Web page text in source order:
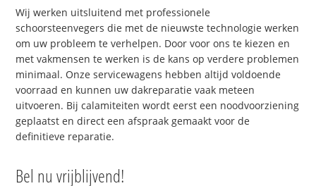
Wij werken uitsluitend met professionele
schoorsteenvegers die met de nieuwste technologie werken
om uw probleem te verhelpen. Door voor ons te kiezen en
met vakmensen te werken is de kans op verdere problemen
minimaal. Onze servicewagens hebben altijd voldoende
voorraad en kunnen uw dakreparatie vaak meteen
uitvoeren. Bij calamiteiten wordt eerst een noodvoorziening
geplaatst en direct een afspraak gemaakt voor de
definitieve reparatie.
Bel nu vrijblijvend!